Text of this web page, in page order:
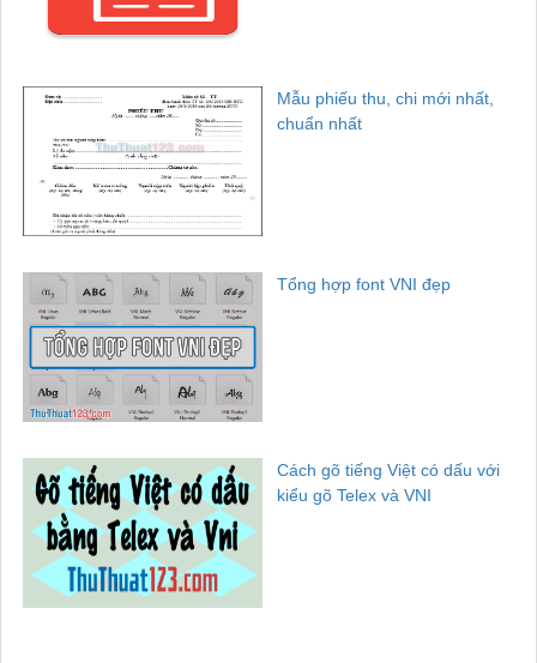
Mẫu phiếu thu, chi mới nhất,
chuẩn nhất
Tổng hợp font VNI đẹp
Cách gõ tiếng Việt có dấu với
kiểu gõ Telex và VNI